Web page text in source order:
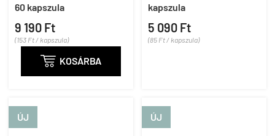
60 kapszula
9 190 Ft
(153 Ft / kapszula)
 KOSÁRBA
kapszula
5 090 Ft
(85 Ft / kapszula)
ÚJ ÚJ